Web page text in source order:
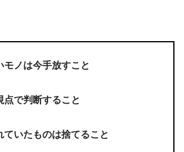
モノは今手放すこと
点で判断すること
ていたものは捨てること